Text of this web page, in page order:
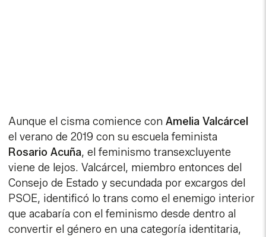
Aunque el cisma comience conAmelia Valcárcel
el verano de 2019 con su escuela feminista
Rosario Acuña, el feminismo transexcluyente
viene de lejos. Valcárcel, miembro entonces del
Consejo de Estado y secundada por excargos del
PSOE, identificó lo trans como el enemigo interior
que acabaría con el feminismo desde dentro al
convertir el género en una categoría identitaria,